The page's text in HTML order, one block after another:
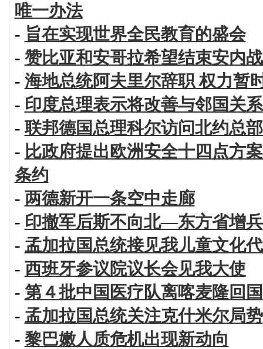
唯一办法
- 旨在实现世界全民教育的盛会
- 赞比亚和安哥拉希望结束安内
- 海地总统阿夫里尔辞职 权力暂
- 印度总理表示将改善与邻国关系
-联邦德国总理科尔访问北约总
- 比政府提出欧洲安全十四点方
条约
- 两德新开一条空中走廊
- 印撤军后斯不向北—东方省增兵
- 孟加拉国总统接见我儿童文化
- 西班牙参议院议长会见我大使
- 第４批中国医疗队离喀麦隆回国
- 孟加拉国总统关注克什米尔局势
- 黎巴嫩人质危机出现新动向